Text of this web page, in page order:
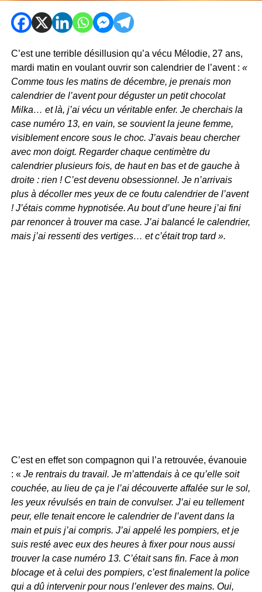
C’est une terrible désillusion qu’a vécu Mélodie, 27 ans,
mardi matin en voulant ouvrir son calendrier de l’avent : «
Comme tous les matins de décembre, je prenais mon
calendrier de l’avent pour déguster un petit chocolat
Milka… et là, j’ai vécu un véritable enfer. Je cherchais la
case numéro 13, en vain, se souvient la jeune femme,
visiblement encore sous le choc. J’avais beau chercher
avec mon doigt. Regarder chaque centimètre du
calendrier plusieurs fois, de haut en bas et de gauche à
droite : rien ! C’est devenu obsessionnel. Je n’arrivais
plus à décoller mes yeux de ce foutu calendrier de l’avent
! J’étais comme hypnotisée. Au bout d’une heure j’ai fini
par renoncer à trouver ma case. J’ai balancé le calendrier,
mais j’ai ressenti des vertiges… et c’était trop tard ».
C’est en effet son compagnon qui l’a retrouvée, évanouie
: «Je rentrais du travail. Je m’attendais à ce qu’elle soit
couchée, au lieu de ça je l’ai découverte affalée sur le sol,
les yeux révulsés en train de convulser. J’ai eu tellement
peur, elle tenait encore le calendrier de l’avent dans la
main et puis j’ai compris. J’ai appelé les pompiers, et je
suis resté avec eux des heures à fixer pour nous aussi
trouver la case numéro 13. C’était sans fin. Face à mon
blocage et à celui des pompiers, c’est finalement la police
qui a dû intervenir pour nous l’enlever des mains. Oui,